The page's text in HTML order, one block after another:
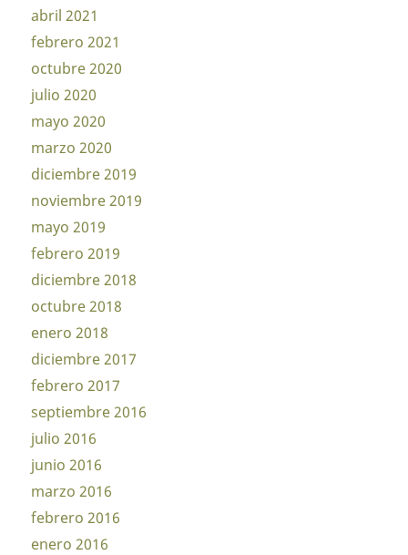
abril 2021
febrero 2021
octubre 2020
julio 2020
mayo 2020
marzo 2020
diciembre 2019
noviembre 2019
mayo 2019
febrero 2019
diciembre 2018
octubre 2018
enero 2018
diciembre 2017
febrero 2017
septiembre 2016
julio 2016
junio 2016
marzo 2016
febrero 2016
enero 2016